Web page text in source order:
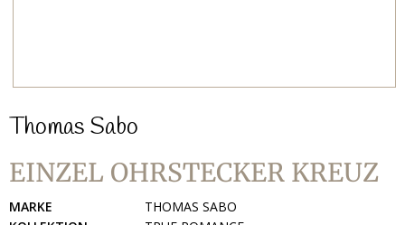
Thomas Sabo
EINZEL OHRSTECKER KREUZ
MARKE
THOMAS SABO